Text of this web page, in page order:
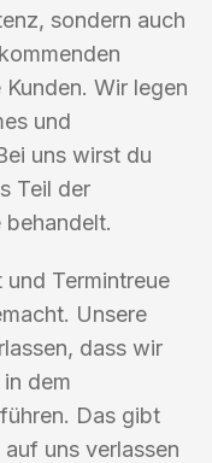
sondern auch
Wir legen
und
uns wirst du
Teil der
Termintreue
Unsere
dass wir
dem
Das gibt
uns verlassen